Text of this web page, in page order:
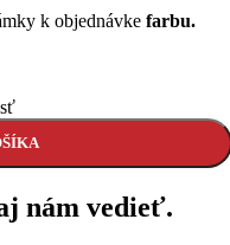
k objednávke farbu.
nám vedieť.